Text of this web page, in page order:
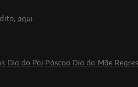
aqui.
Dia do Pai Páscoa Dia da Mãe